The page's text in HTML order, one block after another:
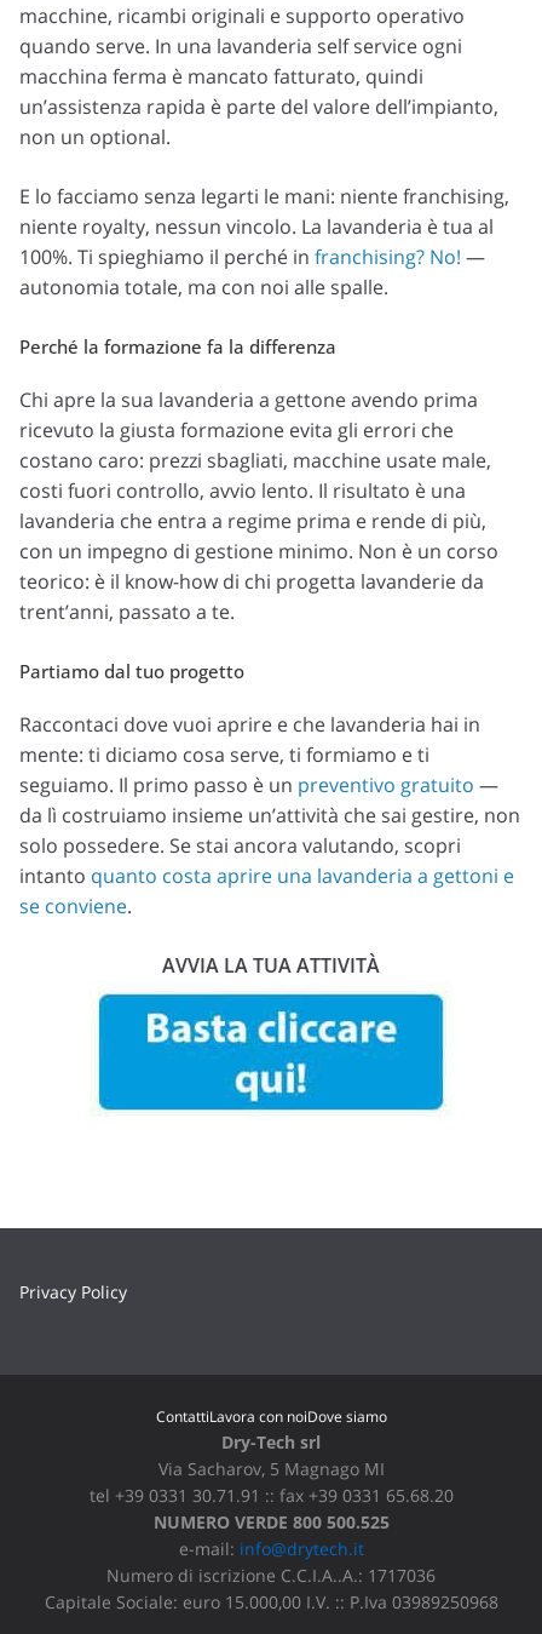
macchine, ricambi originali e supporto operativo
quando serve. In una lavanderia self service ogni
macchina ferma è mancato fatturato, quindi
un’assistenza rapida è parte del valore dell’impianto,
non un optional.
E lo facciamo senza legarti le mani: niente franchising,
niente royalty, nessun vincolo. La lavanderia è tua al
100%. Ti spieghiamo il perché in franchising? No! —
autonomia totale, ma con noi alle spalle.
Perché la formazione fa la differenza
Chi apre la sua lavanderia a gettone avendo prima
ricevuto la giusta formazione evita gli errori che
costano caro: prezzi sbagliati, macchine usate male,
costi fuori controllo, avvio lento. Il risultato è una
lavanderia che entra a regime prima e rende di più,
con un impegno di gestione minimo. Non è un corso
teorico: è il know-how di chi progetta lavanderie da
trent’anni, passato a te.
Partiamo dal tuo progetto
Raccontaci dove vuoi aprire e che lavanderia hai in
mente: ti diciamo cosa serve, ti formiamo e ti
seguiamo. Il primo passo è un preventivo gratuito —
da lì costruiamo insieme un’attività che sai gestire, non
solo possedere. Se stai ancora valutando, scopri
intanto quanto costa aprire una lavanderia a gettoni e
se conviene.
AVVIA LA TUA ATTIVITÀ
Privacy Policy
ContattiLavora con noiDove siamo
Dry-Tech srl
Via Sacharov, 5 Magnago MI
tel +39 0331 30.71.91 :: fax +39 0331 65.68.20
NUMERO VERDE 800 500.525
e-mail: info@drytech.it
Numero di iscrizione C.C.I.A..A.: 1717036
Capitale Sociale: euro 15.000,00 I.V. :: P.Iva 03989250968